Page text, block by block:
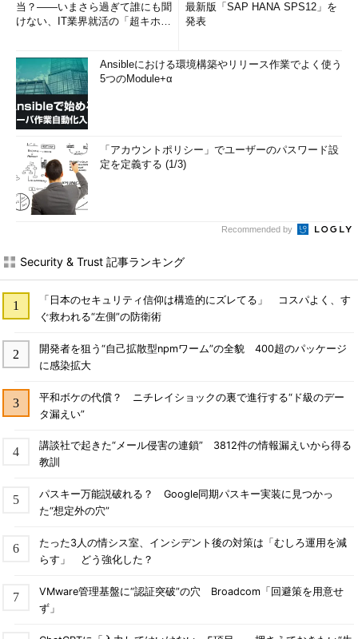
当？――いまさら過ぎて誰にも聞
けない、IT業界就活の「超キホ
最新版「SAP HANA SPS12」を
発表
Ansibleにおける環境構築やリリース作業でよく使う
5つのModule+α
「アカウントポリシー」でユーザーのパスワード設
定を定義する (1/3)
Recommended by
Security & Trust 記事ランキング
「日本のセキュリティ信仰は構造的にズレてる」 コスパよく、す
ぐ救われる“左側”の防衛術
開発者を狙う“自己拡散型npmワーム”の全貌 400超のパッケージ
に感染拡大
平和ボケの代償？ ニチレイショックの裏で進行する“ド級のデー
タ漏えい”
講談社で起きた“メール侵害の連鎖” 3812件の情報漏えいから得る
教訓
パスキー万能説破れる？ Google同期パスキー実装に見つかっ
た“想定外の穴”
たった3人の情シス室、インシデント後の対策は「むしろ運用を減
らす」 どう強化した？
VMware管理基盤に“認証突破”の穴 Broadcom「回避策を用意せ
ず」